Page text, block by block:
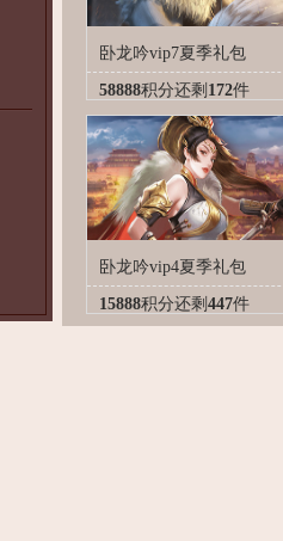
卧龙吟vip7夏季礼包
58888积分还剩 172件
卧龙吟vip4夏季礼包
15888积分还剩 447件